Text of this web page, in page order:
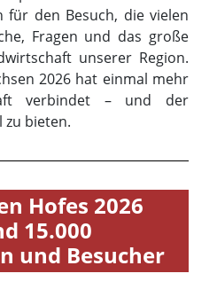
Hofes 2026
15.000
und Besucher
(Bürgermeister Groß
(Landrat Landkreises
und Elisa Pape
Braunschweig), Karl-
(Vorstandsvorsitzender
Jochen Behn, Volker